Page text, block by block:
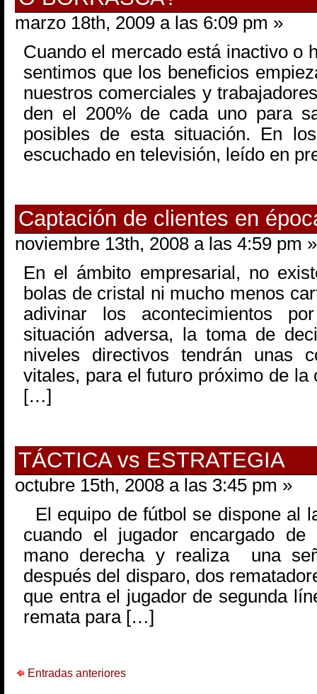
marzo 18th, 2009 a las 6:09 pm »
Cuando el mercado está inactivo o
sentimos que los beneficios
nuestros comerciales y
den el 200% de cada uno para
posibles de esta situación. En
escuchado en televisión, leído en
Captación de clientes en
noviembre 13th, 2008 a las 4:59 pm »
En el ámbito empresarial, no
bolas de cristal ni mucho menos
adivinar los acontecimientos
situación adversa, la toma de
niveles directivos tendrán unas
vitales, para el futuro próximo de la
[…]
TÁCTICA vs ESTRATEGIA
octubre 15th, 2008 a las 3:45 pm »
El equipo de fútbol se dispone al
cuando el jugador encargado
mano derecha y realiza una
después del disparo, dos
que entra el jugador de segunda
remata para […]
Entradas anteriores